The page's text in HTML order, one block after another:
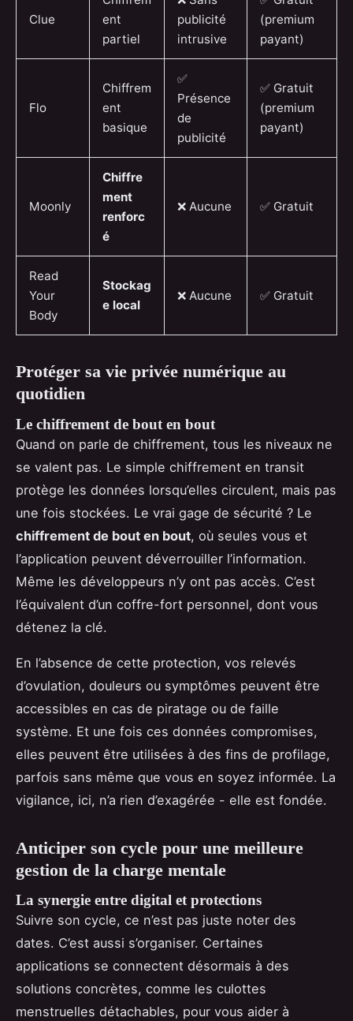
Clue
ent
partiel
publicité
intrusive
(premium
payant)
Flo
Chiffrem
ent
basique
✅
Présence
de
publicité
✅ Gratuit
(premium
payant)
Moonly
Chiffre
ment
renforc
é
❌ Aucune ✅ Gratuit
Read
Your
Body
Stockag
e local
❌ Aucune ✅ Gratuit
Protéger sa vie privée numérique au
quotidien
Le chiffrement de bout en bout
Quand on parle de chiffrement, tous les niveaux ne
se valent pas. Le simple chiffrement en transit
protège les données lorsqu’elles circulent, mais pas
une fois stockées. Le vrai gage de sécurité ? Le
chiffrement de bout en bout, où seules vous et
l’application peuvent déverrouiller l’information.
Même les développeurs n’y ont pas accès. C’est
l’équivalent d’un coffre-fort personnel, dont vous
détenez la clé.
En l’absence de cette protection, vos relevés
d’ovulation, douleurs ou symptômes peuvent être
accessibles en cas de piratage ou de faille
système. Et une fois ces données compromises,
elles peuvent être utilisées à des fins de profilage,
parfois sans même que vous en soyez informée. La
vigilance, ici, n’a rien d’exagérée - elle est fondée.
Anticiper son cycle pour une meilleure
gestion de la charge mentale
La synergie entre digital et protections
Suivre son cycle, ce n’est pas juste noter des
dates. C’est aussi s’organiser. Certaines
applications se connectent désormais à des
solutions concrètes, comme les culottes
menstruelles détachables, pour vous aider à